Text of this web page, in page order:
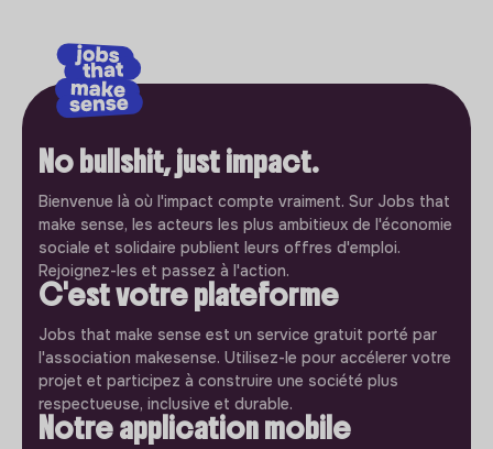
No bullshit, just impact.
Bienvenue là où l'impact compte vraiment. Sur Jobs that
make sense, les acteurs les plus ambitieux de l'économie
sociale et solidaire publient leurs offres d'emploi.
Rejoignez-les et passez à l'action.
C'est votre plateforme
Jobs that make sense est un service gratuit porté par
l'association makesense. Utilisez-le pour accélerer votre
projet et participez à construire une société plus
respectueuse, inclusive et durable.
Notre application mobile